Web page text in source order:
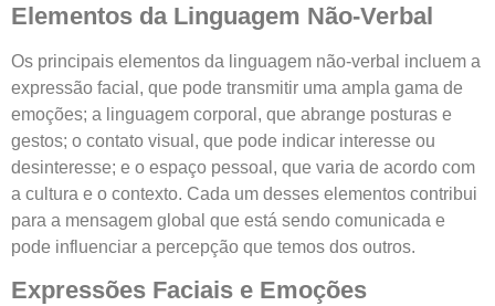
Elementos da Linguagem Não-Verbal
Os principais elementos da linguagem não-verbal incluem a
expressão facial, que pode transmitir uma ampla gama de
emoções; a linguagem corporal, que abrange posturas e
gestos; o contato visual, que pode indicar interesse ou
desinteresse; e o espaço pessoal, que varia de acordo com
a cultura e o contexto. Cada um desses elementos contribui
para a mensagem global que está sendo comunicada e
pode influenciar a percepção que temos dos outros.
Expressões Faciais e Emoções